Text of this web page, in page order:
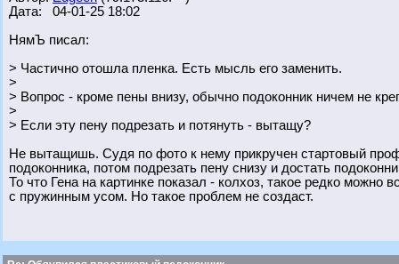
Дата: 04-01-25 18:02
НямЪ писал:
> Частично отошла пленка. Есть мысль его заменить.
>
> Вопрос - кроме пены внизу, обычно подоконник ничем не
>
> Если эту пену подрезать и потянуть - вытащу?
Не вытащишь. Судя по фото к нему прикручен стартовый
подоконника, потом подрезать пену снизу и достать
То что Гена на картинке показал - колхоз, такое редко
с пружинным усом. Но такое проблем не создаст.